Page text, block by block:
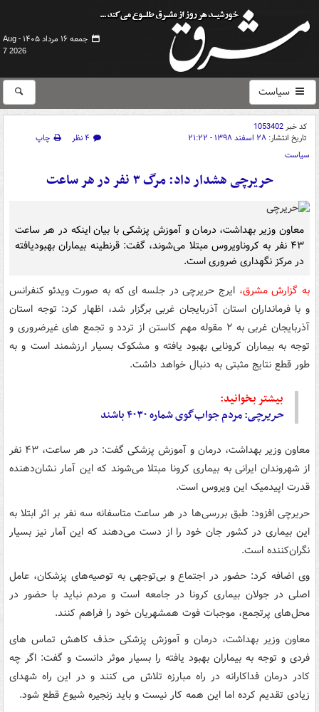
جمعه ۱۶ مرداد ۱۴۰۵ -
Aug
7 2026
سیاست
کد خبر1053402
تاریخ انتشار: ۲۸ اسفند ۱۳۹۸ - ۲۱:۲۲ ۴ نظر
چاپ
سیاست
حریرچی هشدار داد: مرگ ۳ نفر در هر ساعت
معاون وزیر بهداشت، درمان و آموزش پزشکی با بیان اینکه در هر ساعت
۴۳ نفر به کروناویروس مبتلا می‌شوند، گفت: قرنطینه بیماران بهبودیافته
در مرکز نگهداری ضروری است.
به گزارش مشرق، ایرج حریرچی در جلسه ای که به صورت ویدئو کنفرانس
و با فرمانداران استان آذربایجان غربی برگزار شد، اظهار کرد: توجه استان
آذربایجان غربی به ۲ مقوله مهم کاستن از تردد و تجمع های غیرضروری و
توجه به بیماران کرونایی بهبود یافته و مشکوک بسیار ارزشمند است و به
طور قطع نتایج مثبتی به دنبال خواهد داشت.
بیشتر بخوانید:
حریرچی: مردم جواب‌گوی شماره ۴۰۳۰ باشند
معاون وزیر بهداشت، درمان و آموزش پزشکی گفت: در هر ساعت، ۴۳ نفر
از شهروندان ایرانی به بیماری کرونا مبتلا می‌شوند که این آمار نشان‌دهنده
قدرت اپیدمیک این ویروس است.
حریرچی افزود: طبق بررسی‌ها در هر ساعت متاسفانه سه نفر بر اثر ابتلا به
این بیماری در کشور جان خود را از دست می‌دهند که این آمار نیز بسیار
نگران‌کننده است.
وی اضافه کرد: حضور در اجتماع و بی‌توجهی به توصیه‌های پزشکان، عامل
اصلی در جولان بیماری کرونا در جامعه است و مردم نباید با حضور در
محل‌های پرتجمع، موجبات فوت همشهریان خود را فراهم کنند.
معاون وزیر بهداشت، درمان و آموزش پزشکی حذف کاهش تماس های
فردی و توجه به بیماران بهبود یافته را بسیار موثر دانست و گفت: اگر چه
کادر درمان فداکارانه در راه مبارزه تلاش می کنند و در این راه شهدای
زیادی تقدیم کرده اما این همه کار نیست و باید زنجیره شیوع قطع شود.